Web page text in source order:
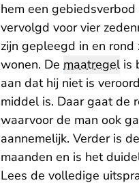
hem een
vervolgd voor vier
zijn gepleegd in en
wonen. De maatregelis
aan dat hij niet is
middel is. Daar gaat de
waarvoor de man ook
aannemelijk. Verder is
maanden en is het
Lees de volledige